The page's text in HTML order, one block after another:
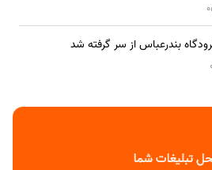
بندرعباس از سر گرفته شد